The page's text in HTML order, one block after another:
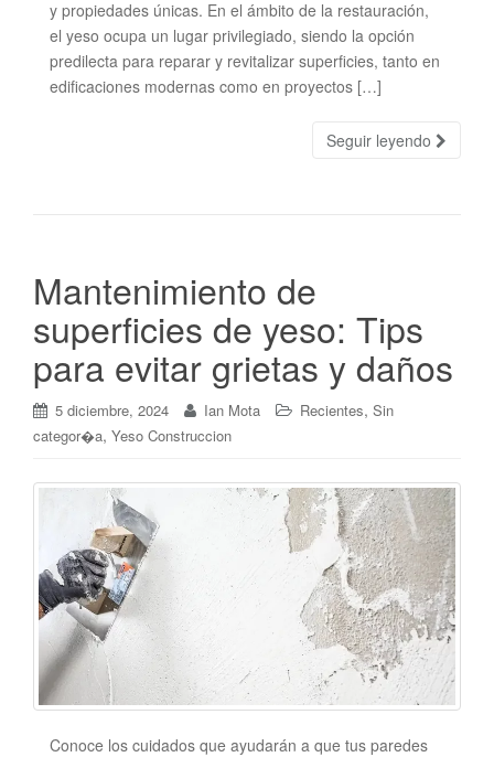
y propiedades únicas. En el ámbito de la restauración,
el yeso ocupa un lugar privilegiado, siendo la opción
predilecta para reparar y revitalizar superficies, tanto en
edificaciones modernas como en proyectos […]
Seguir leyendo
Mantenimiento de
superficies de yeso: Tips
para evitar grietas y daños
5 diciembre, 2024 Ian Mota Recientes, Sin
categor�a, Yeso Construccion
Conoce los cuidados que ayudarán a que tus paredes